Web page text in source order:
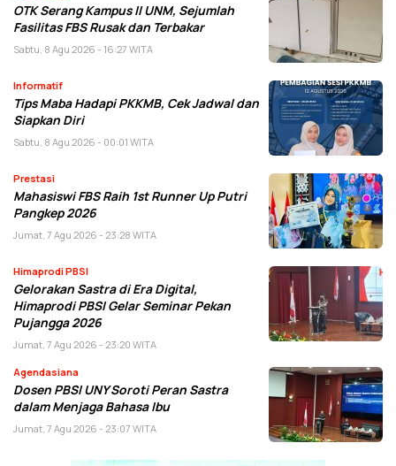
OTK Serang Kampus II UNM, Sejumlah
Fasilitas FBS Rusak dan Terbakar
Sabtu, 8 Agu 2026 - 16:27 WITA
Informatif
Tips Maba Hadapi PKKMB, Cek Jadwal dan
Siapkan Diri
Sabtu, 8 Agu 2026 - 00:01 WITA
Prestasi
Mahasiswi FBS Raih 1st Runner Up Putri
Pangkep 2026
Jumat, 7 Agu 2026 - 23:28 WITA
Himaprodi PBSI
Gelorakan Sastra di Era Digital,
Himaprodi PBSI Gelar Seminar Pekan
Pujangga 2026
Jumat, 7 Agu 2026 - 23:20 WITA
Agendasiana
Dosen PBSI UNY Soroti Peran Sastra
dalam Menjaga Bahasa Ibu
Jumat, 7 Agu 2026 - 23:07 WITA